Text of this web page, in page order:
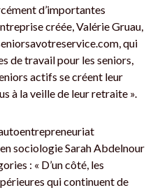
d’importantes
créée, Valérie Gruau,
qui
de travail pour les seniors,
actifs se créent leur
à la veille de leur retraite ».
sociologie Sarah Abdelnour
: « D’un côté, les
qui continuent de